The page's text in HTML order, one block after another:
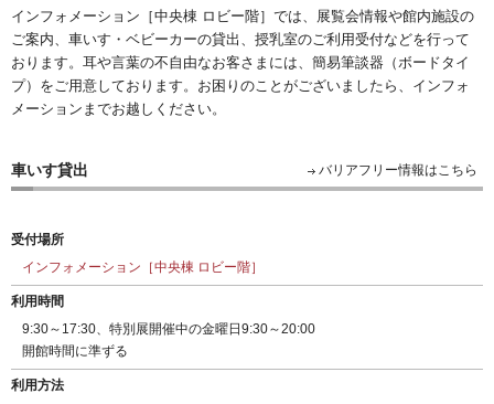
インフォメーション［中央棟 ロビー階］では、展覧会情報や館内施設の
ご案内、車いす・ベビーカーの貸出、授乳室のご利用受付などを行って
おります。耳や言葉の不自由なお客さまには、簡易筆談器（ボードタイ
プ）をご用意しております。お困りのことがございましたら、インフォ
メーションまでお越しください。
車いす貸出 バリアフリー情報はこちら
受付場所
インフォメーション［中央棟 ロビー階］
利用時間
9:30～17:30、特別展開催中の金曜日9:30～20:00
開館時間に準ずる
利用方法